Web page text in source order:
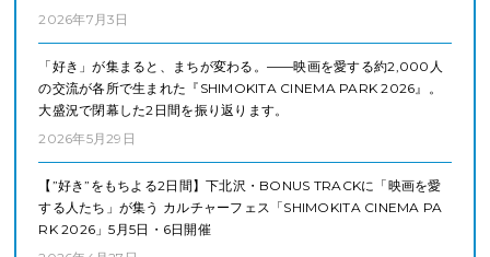
2026年7月3日
「好き」が集まると、まちが変わる。——映画を愛する約2,000人
の交流が各所で生まれた『SHIMOKITA CINEMA PARK 2026』。
大盛況で閉幕した2日間を振り返ります。
2026年5月29日
【”好き”をもちよる2日間】下北沢・BONUS TRACKに「映画を愛
する人たち」が集う カルチャーフェス「SHIMOKITA CINEMA PA
RK 2026」5月5日・6日開催